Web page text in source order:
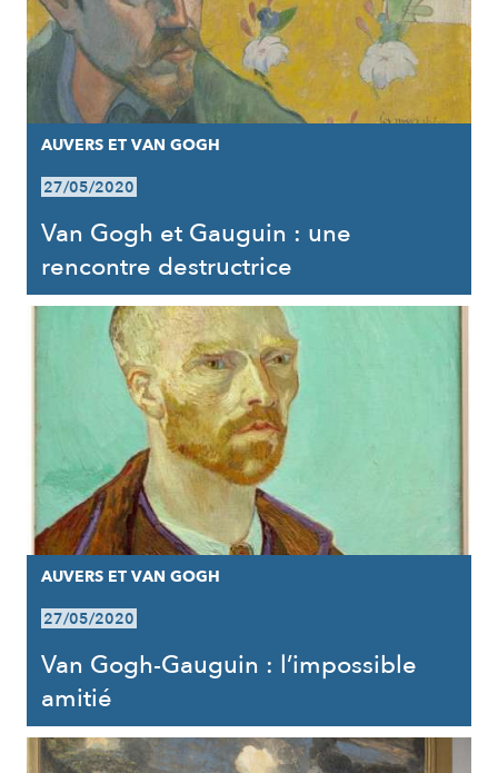
AUVERS ET VAN GOGH
27/05/2020
Van Gogh et Gauguin : une
rencontre destructrice
AUVERS ET VAN GOGH
27/05/2020
Van Gogh-Gauguin : l’impossible
amitié